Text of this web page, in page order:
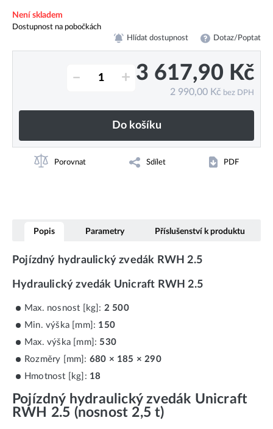
Není skladem
Dostupnost na pobočkách
Hlídat dostupnost Dotaz/Poptat
– + 3 617,90 Kč
2 990,00 Kč bez DPH
Do košíku
Porovnat Sdílet PDF
Popis Parametry Příslušenství k produktu
Pojízdný hydraulický zvedák RWH 2.5
Hydraulický zvedák Unicraft RWH 2.5
Max. nosnost [kg]: 2 500
Min. výška [mm]: 150
Max. výška [mm]:530
Rozměry [mm]: 680 × 185 × 290
Hmotnost [kg]: 18
Pojízdný hydraulický zvedák Unicraft
RWH 2.5 (nosnost 2,5 t)